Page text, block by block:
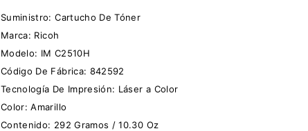
Suministro: Cartucho De Tóner
Marca: Ricoh
Modelo: IM C2510H
Código De Fábrica: 842592
Tecnología De Impresión: Láser a Color
Color: Amarillo
Contenido: 292 Gramos / 10.30 Oz